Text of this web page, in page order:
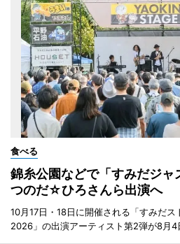
食べる
錦糸公園などで「すみだジ
つのだ☆ひろさんら出演へ
10月17日・18日に開催される「すみだ
2026」の出演アーティスト第2弾が8月4